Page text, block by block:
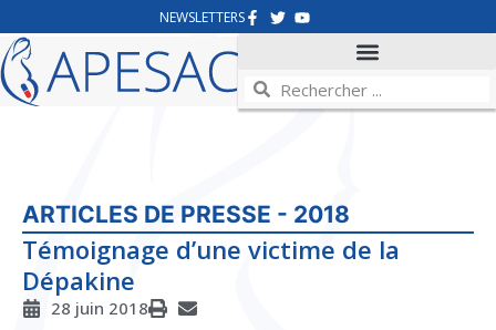
NEWSLETTERS
ARTICLES DE PRESSE - 2018
Témoignage d’une victime de la
Dépakine
28 juin 2018